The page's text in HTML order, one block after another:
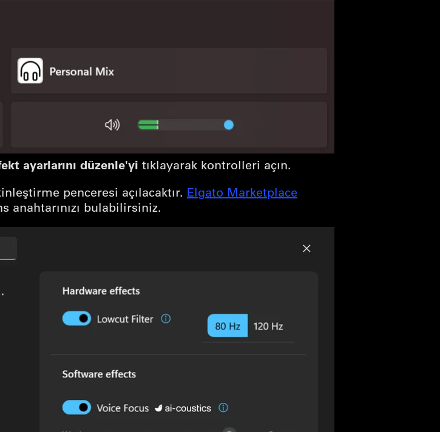
ayarlarını düzenle'yi tıklayarak kontrolleri açın.
penceresi açılacaktır. Elgato Marketplace
anahtarınızı bulabilirsiniz.